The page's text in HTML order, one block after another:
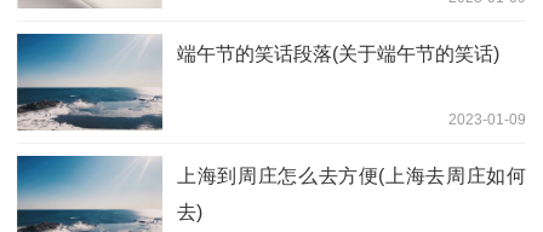
端午节的笑话段落(关于端午节的笑话)
2023-01-09
上海到周庄怎么去方便(上海去周庄如何
去)